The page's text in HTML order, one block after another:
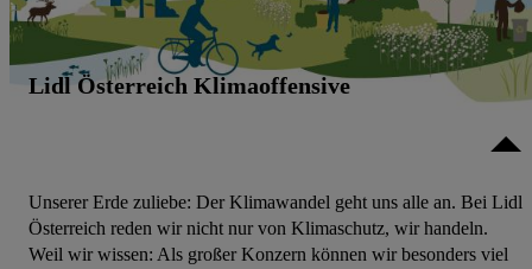
Lidl Österreich Klimaoffensive
Unserer Erde zuliebe: Der Klimawandel geht uns alle an. Bei Lidl
Österreich reden wir nicht nur von Klimaschutz, wir handeln.
Weil wir wissen: Als großer Konzern können wir besonders viel